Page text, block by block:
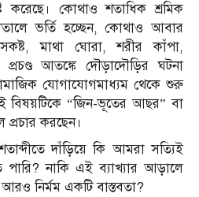
করেছে। কোথাও শতাধিক শ্রমিক
ভর্তি হচ্ছেন, কোথাও আবার
মাথা ঘোরা, শরীর কাঁপা,
আতঙ্কে দৌড়াদৌড়ির ঘটনা
যোগাযোগমাধ্যম থেকে শুরু
বিষয়টিকে “জিন-ভূতের আছর” বা
প্রচার করছেন।
দাঁড়িয়ে কি আমরা সত্যিই
পারি? নাকি এই ব্যাখ্যার আড়ালে
নির্মম একটি বাস্তবতা?